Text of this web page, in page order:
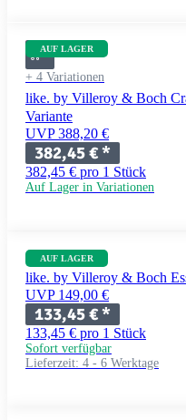
AUF LAGER
+ 4 Variationen
like. by Villeroy & Boch
Variante
UVP 388,20 €
382,45 €*
382,45 € pro 1 Stück
Auf Lager in Variationen
AUF LAGER
like. by Villeroy & Boch
UVP 149,00 €
133,45 €*
133,45 € pro 1 Stück
Sofort verfügbar
Lieferzeit: 4 - 6 Werktage